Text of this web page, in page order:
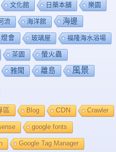
文化館 日藥本舖 樂園
流 海洋館 海邊
燈會 玻璃屋 福隆海水浴場
茶園 螢火蟲
雅聞 離島 風景
區 Blog CDN Crawler
google fonts
Google Tag Manager